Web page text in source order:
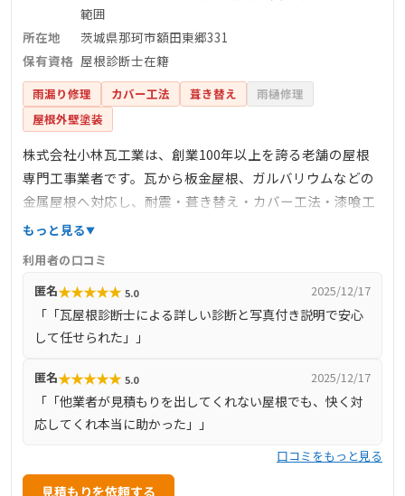
範囲
所在地
茨城県那珂市額田東郷331
保有資格 屋根診断士在籍
雨漏り修理 カバー工法 葺き替え
雨樋修理
屋根外壁塗装
株式会社小林瓦工業は、創業100年以上を誇る老舗の屋根
専門工事業者です。瓦から板金屋根、ガルバリウムなどの
金属屋根へ対応し、耐震・葺き替え・カバー工法・漆喰工
事・雨樋清掃など多彩なメンテナンスを実施。国家資格の
対応を常時提供しています。地域密着型の小規模経営で中
間マージンを排除し、迅速丁寧な施工と安心の価格設定を
実現。寺院や大型案件から一般住宅まで幅広く対応し、撮
影付き詳細診断で適切な提案を行うなど、地元に根差した
もっと見る
利用者の口コミ
匿名★★★★★ 5.0 2025/12/17
「「瓦屋根診断士による詳しい診断と写真付き説明で安心
して任せられた」」
匿名★★★★★ 5.0 2025/12/17
「「他業者が見積もりを出してくれない屋根でも、快く対
応してくれ本当に助かった」」
口コミをもっと見る
見積もりを依頼する